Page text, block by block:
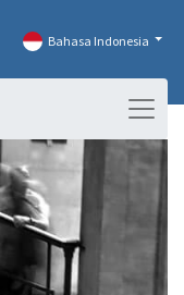
Bahasa Indonesia